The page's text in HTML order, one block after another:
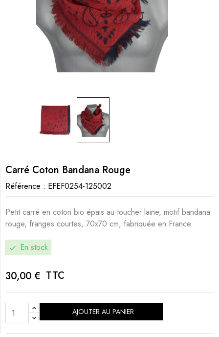
Carré Coton Bandana Rouge
Référence : EFEF0254-125002
Petit carré en coton bio épais au toucher laine, motif bandana
rouge, franges courtes, 70x70 cm, fabriquée en France.
check En stock
30,00 € TTC
AJOUTER AU PANIER